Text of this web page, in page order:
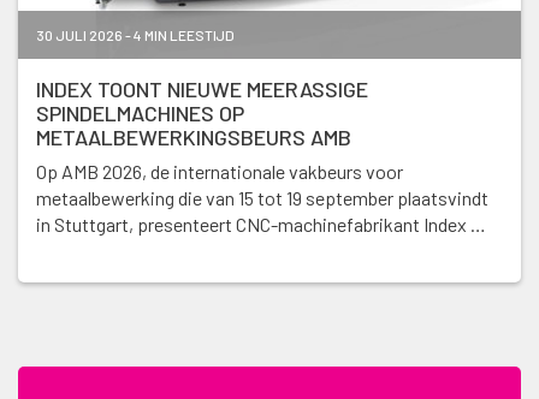
30 JULI 2026 - 4 MIN LEESTIJD
INDEX TOONT NIEUWE MEERASSIGE
SPINDELMACHINES OP
METAALBEWERKINGSBEURS AMB
Op AMB 2026, de internationale vakbeurs voor
metaalbewerking die van 15 tot 19 september plaatsvindt
in Stuttgart, presenteert CNC-machinefabrikant Index …